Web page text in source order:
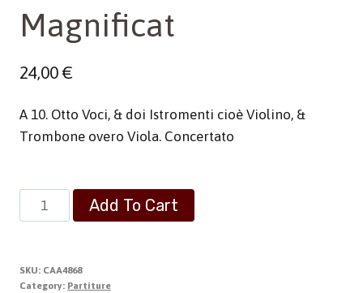
Magnificat
24,00€
A 10. Otto Voci, & doi Istromenti cioè Violino, &
Trombone overo Viola. Concertato
Magnificat
quantity
Add To Cart
SKU: CAA4868
Category: Partiture